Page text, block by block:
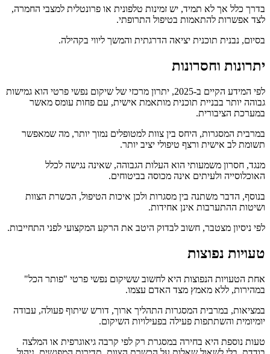
בדרך כלל אך לא תמיד, יש זמינות טלפונית או פרונטלית למצבי החמרה,
לצד אפשרות להתאמות בטיפול התרופתי.
בסיום, נבנית תוכנית יציאה הדרגתית והמשך ליווי בקהילה.
יתרונות וחסרונות
לפי המידע הקיים ב-2025, יתרון מרכזי של שיקום נפשי פרטי הוא גמישות
גבוהה יותר בבניית תוכנית מותאמת אישית, עם פחות עומס מאשר
במערכת הציבורית.
במרבית המסגרות, היחס בין צוות למטופלים נמוך יותר, מה שמאפשר
תשומת לב אישית ורצף טיפולי יציב יותר.
מנגד, חסרון משמעותי הוא העלות הגבוהה, שאינה נגישה לכלל
האוכלוסייה ולעיתים אינה מכוסה בביטוחים.
בנוסף, הדבר משתנה בין מסגרות ולכן איכות הטיפול, הכשרת הצוות
ושיטות ההתערבות אינן אחידות.
לפי ניסיון מצטבר, חשוב לבדוק היטב את הרקע המקצועי לפני התחייבות.
טעויות נפוצות
אחת הטעויות הנפוצות היא לחשוב ששיקום נפשי פרטי "פותר הכל"
במהירות, ללא מאמץ מצד האדם עצמו.
במציאות, במרבית המסגרות התהליך ארוך, דורש שיתוף פעולה, עבודה
יומיומית והשתתפות פעילה בפעילויות השיקום.
טעות נוספת היא בחירה במסגרת רק לפי קרבה גיאוגרפית או המלצה